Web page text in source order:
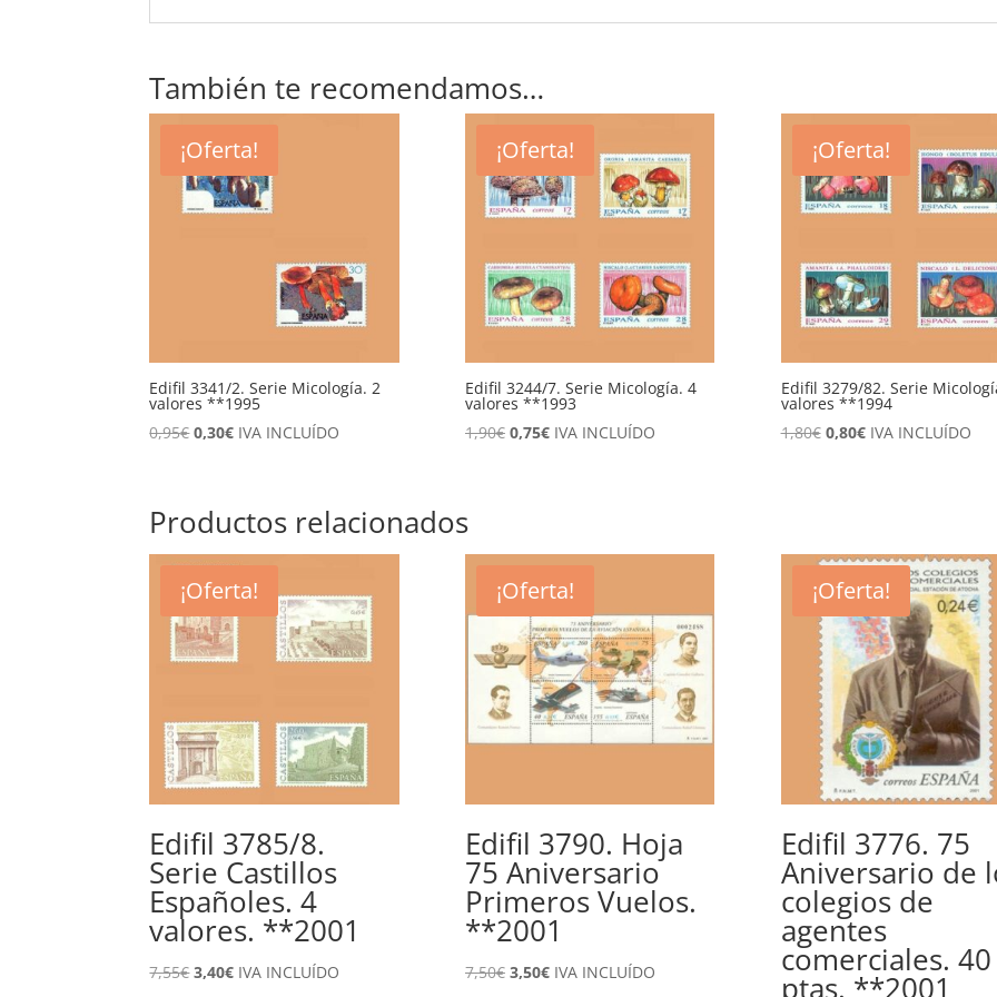
También te recomendamos…
¡Oferta!
Edifil 3341/2. Serie Micología. 2
valores **1995
0,95€El
era:
0,95€.
0,30€El
0,30€.
IVA INCLUÍDO
¡Oferta!
Edifil 3244/7. Serie Micología. 4
valores **1993
1,90€ El
0,75€ElIVA INCLUÍDO
¡Oferta!
Edifil 3279/82. Serie
valores **1994
1,80€ El
0,80€ElIVA INCLUÍDO
Productos relacionados
¡Oferta!
Edifil 3785/8.
Serie Castillos
Españoles. 4
valores. **2001
7,55€ El
3,40€ElIVA INCLUÍDO
¡Oferta!
Edifil 3790. Hoja
75 Aniversario
Primeros Vuelos.
**2001
7,50€ El
3,50€ElIVA INCLUÍDO
¡Oferta!
Edifil 3776. 75
Aniversario de
colegios de
agentes
comerciales. 40
ptas. **2001